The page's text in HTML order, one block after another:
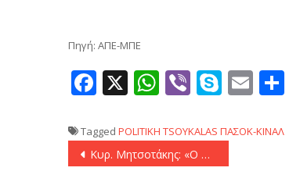
Πηγή: ΑΠΕ-ΜΠΕ
Facebook
X WhatsApp
ViberSkype
Email
Tagged POLITIKH TSOYKALAS ΠΑΣΟΚ-ΚΙΝΑΛ
Πλοήγηση
Κυρ. Μητσοτάκης: «Ο Κωνσταντίνος Τασούλας υποψήφιος Πρόεδρος της Δημοκρατίας»